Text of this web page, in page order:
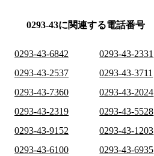
0293-43に関連する電話番号
0293-43-6842 0293-43-2331
0293-43-2537
0293-43-3711
0293-43-7360
0293-43-2024
0293-43-2319
0293-43-5528
0293-43-9152
0293-43-1203
0293-43-6100
0293-43-6935